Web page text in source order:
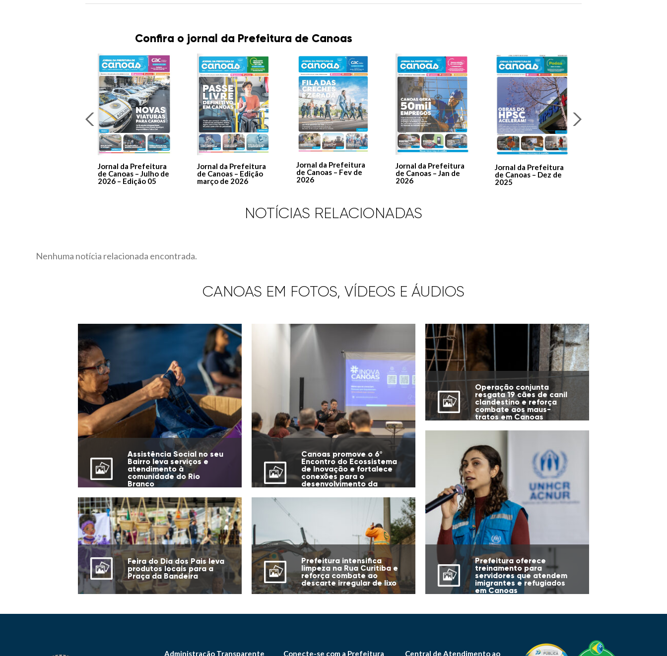
Confira o jornal da Prefeitura de Canoas
Jornal da Prefeitura
de Canoas – Julho de
2026 – Edição 05
Jornal da Prefeitura
de Canoas – Edição
março de 2026
Jornal da Prefeitura
de Canoas – Fev de
2026
Jornal da Prefeitura
de Canoas – Jan de
2026
Jornal da Prefeitura
de Canoas – Dez de
2025
NOTÍCIAS RELACIONADAS
Nenhuma notícia relacionada encontrada.
CANOAS EM FOTOS, VÍDEOS E ÁUDIOS
Assistência Social no seu
Bairro leva serviços e
atendimento à
comunidade do Rio
Branco
Canoas promove o 6º
Encontro do Ecossistema
de Inovação e fortalece
conexões para o
desenvolvimento da
Operação conjunta
resgata 19 cães de canil
clandestino e reforça
combate aos maus-
tratos em Canoas
Feira do Dia dos Pais leva
produtos locais para a
Praça da Bandeira
Prefeitura intensifica
limpeza na Rua Curitiba e
reforça combate ao
descarte irregular de lixo
Prefeitura oferece
treinamento para
servidores que atendem
imigrantes e refugiados
em Canoas
Administração Transparente Conecte-se com a Prefeitura Central de Atendimento ao